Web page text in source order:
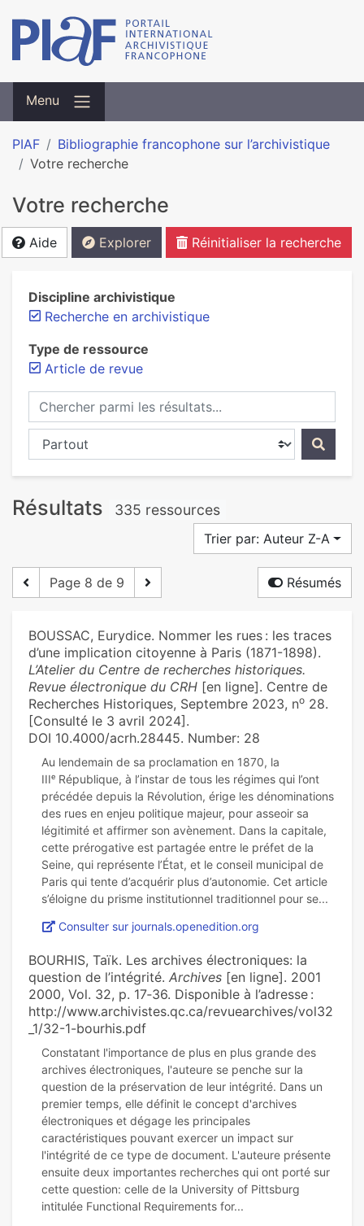
Menu
PIAF
Bibliographie francophone sur l’archivistique
Votre recherche
Votre recherche
Aide Explorer Réinitialiser la recherche
Discipline archivistique
Recherche en archivistique
Type de ressource
Article de revue
Chercher parmi les résultats...
Chercher dans...
Résultats 335 ressources
Trier par: Auteur Z-A
Page 8 de 9 Résumés
BOUSSAC, Eurydice. Nommer les rues : les traces
d’une implication citoyenne à Paris (1871-1898).
L’Atelier du Centre de recherches historiques.
Revue électronique du CRH [en ligne]. Centre de
Recherches Historiques, Septembre 2023, no 28.
[Consulté le 3 avril 2024].
DOI 10.4000/acrh.28445. Number: 28
Au lendemain de sa proclamation en 1870, la
IIIᵉ République, à l’instar de tous les régimes qui l’ont
précédée depuis la Révolution, érige les dénominations
des rues en enjeu politique majeur, pour asseoir sa
légitimité et affirmer son avènement. Dans la capitale,
cette prérogative est partagée entre le préfet de la
Seine, qui représente l’État, et le conseil municipal de
Paris qui tente d’acquérir plus d’autonomie. Cet article
Consulter sur journals.openedition.org
BOURHIS, Taïk. Les archives électroniques: la
question de l’intégrité. Archives [en ligne]. 2001
2000, Vol. 32, p. 17‑36. Disponible à l’adresse :
http://www.archivistes.qc.ca/revuearchives/vol32
_1/32-1-bourhis.pdf
Constatant l'importance de plus en plus grande des
archives électroniques, l'auteure se penche sur la
question de la préservation de leur intégrité. Dans un
premier temps, elle définit le concept d'archives
électroniques et dégage les principales
caractéristiques pouvant exercer un impact sur
l'intégrité de ce type de document. L'auteure présente
ensuite deux importantes recherches qui ont porté sur
cette question: celle de la University of Pittsburg